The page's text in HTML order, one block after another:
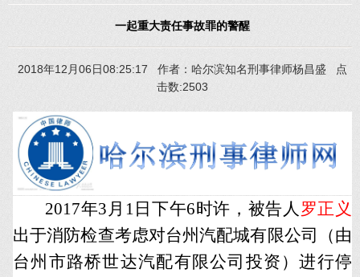
一起重大责任事故罪的警醒
2018年12月06日08:25:17 作者：哈尔滨知名刑事律师杨昌盛 点
击数:2503
2017年3月1日下午6时许，被告人 罗正义
出于消防检查考虑对台州汽配城有限公司（由
台州市路桥世达汽配有限公司投资）进行停